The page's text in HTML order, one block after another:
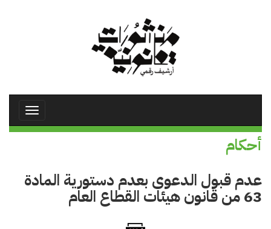
Toggle
أحكام
عدم قبول الدعوى بعدم دستورية المادة
63 من قانون هيئات القطاع العام